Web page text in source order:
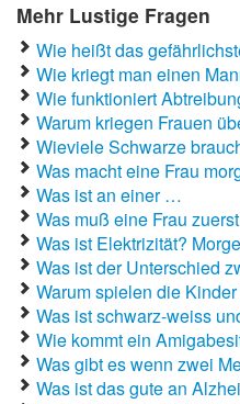
Antiwitze
Anwaltswitze
Arbeitswitze
Arztwitze
Autoaufkleber Sprüche
Bankerwitze
Bart Simpson Sprüche
Bauernregeln
Mehr Lustige Fragen
Wie heißt das
Wie kriegt man einen
Wie funktioniert
Warum kriegen Frauen
Wieviele Schwarze
Was macht eine Frau
Was ist an einer …
Was muß eine Frau
Was ist Elektrizität?
Was ist der Unterschied
Warum spielen die
Was ist schwarz-weiss
Wie kommt ein
Was gibt es wenn zwei
Was ist das gute an